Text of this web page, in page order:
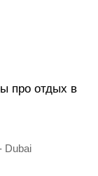
про отдых в
Dubai